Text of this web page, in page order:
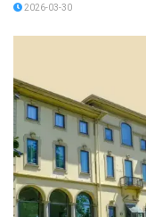
2026-03-30